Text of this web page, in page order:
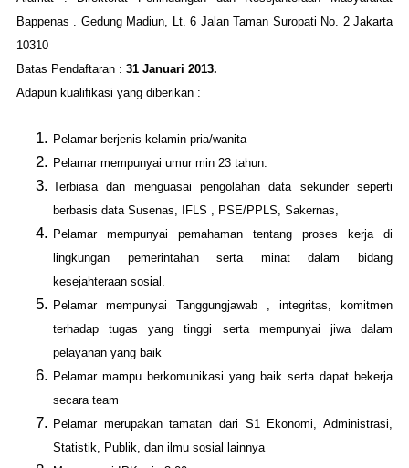
Bappenas . Gedung Madiun, Lt. 6 Jalan Taman Suropati No. 2 Jakarta
10310
Batas Pendaftaran : 31 Januari 2013.
Adapun kualifikasi yang diberikan :
Pelamar berjenis kelamin pria/wanita
Pelamar mempunyai umur min 23 tahun.
Terbiasa dan menguasai pengolahan data sekunder seperti
berbasis data Susenas, IFLS , PSE/PPLS, Sakernas,
Pelamar mempunyai pemahaman tentang proses kerja di
lingkungan pemerintahan serta minat dalam bidang
kesejahteraan sosial.
Pelamar mempunyai Tanggungjawab , integritas, komitmen
terhadap tugas yang tinggi serta mempunyai jiwa dalam
pelayanan yang baik
Pelamar mampu berkomunikasi yang baik serta dapat bekerja
secara team
Pelamar merupakan tamatan dari S1 Ekonomi, Administrasi,
Statistik, Publik, dan ilmu sosial lainnya